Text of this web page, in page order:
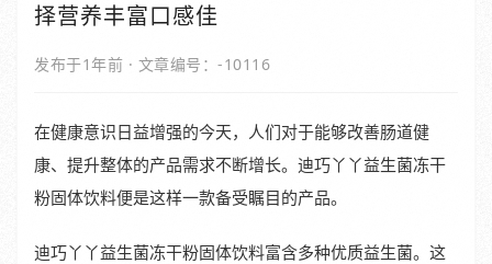
择营养丰富口感佳
发布于1年前 · 文章编号：-10116
在健康意识日益增强的今天，人们对于能够改善肠道健
康、提升整体的产品需求不断增长。迪巧丫丫益生菌冻干
粉固体饮料便是这样一款备受瞩目的产品。
迪巧丫丫益生菌冻干粉固体饮料富含多种优质益生菌。这